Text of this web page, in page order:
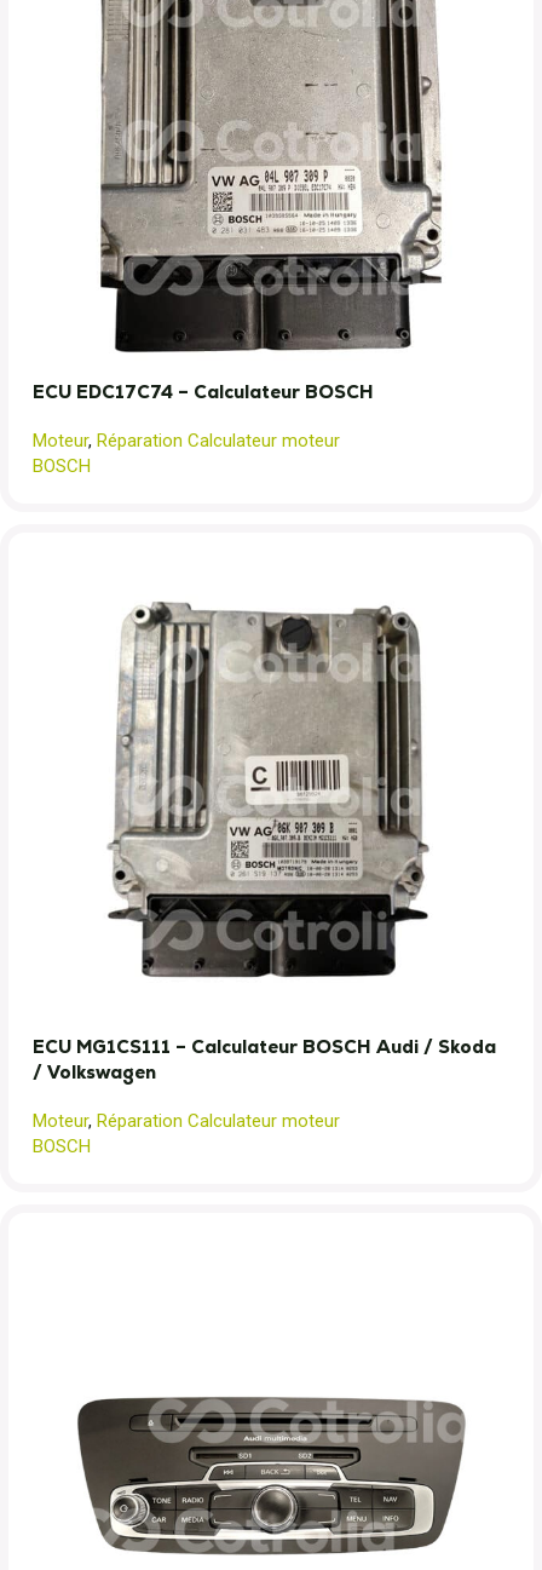
ECU EDC17C74 – Calculateur BOSCH
Moteur, Réparation Calculateur moteur
BOSCH
ECU MG1CS111 – Calculateur BOSCH Audi / Skoda
/ Volkswagen
Moteur, Réparation Calculateur moteur
BOSCH